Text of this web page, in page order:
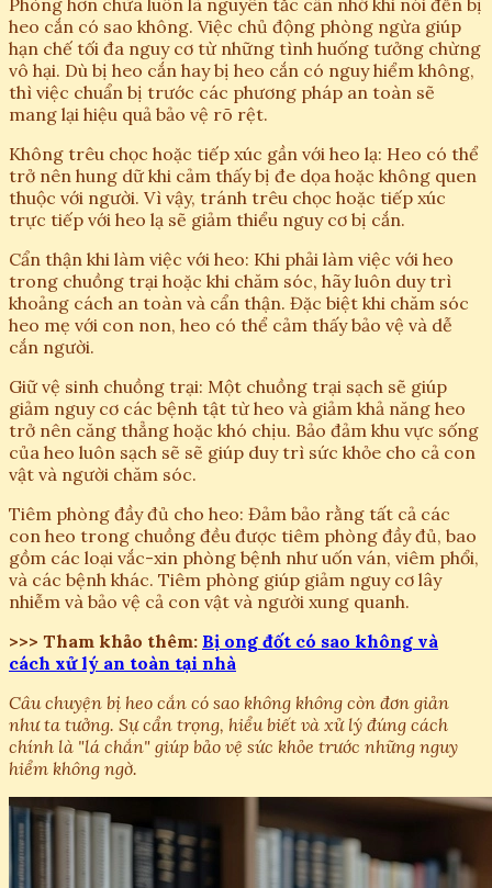
Phòng hơn chữa luôn là nguyên tắc cần nhớ khi nói đến bị
heo cắn có sao không. Việc chủ động phòng ngừa giúp
hạn chế tối đa nguy cơ từ những tình huống tưởng chừng
vô hại. Dù bị heo cắn hay bị heo cắn có nguy hiểm không,
thì việc chuẩn bị trước các phương pháp an toàn sẽ
mang lại hiệu quả bảo vệ rõ rệt.
Không trêu chọc hoặc tiếp xúc gần với heo lạ: Heo có thể
trở nên hung dữ khi cảm thấy bị đe dọa hoặc không quen
thuộc với người. Vì vậy, tránh trêu chọc hoặc tiếp xúc
trực tiếp với heo lạ sẽ giảm thiểu nguy cơ bị cắn.
Cẩn thận khi làm việc với heo: Khi phải làm việc với heo
trong chuồng trại hoặc khi chăm sóc, hãy luôn duy trì
khoảng cách an toàn và cẩn thận. Đặc biệt khi chăm sóc
heo mẹ với con non, heo có thể cảm thấy bảo vệ và dễ
cắn người.
Giữ vệ sinh chuồng trại: Một chuồng trại sạch sẽ giúp
giảm nguy cơ các bệnh tật từ heo và giảm khả năng heo
trở nên căng thẳng hoặc khó chịu. Bảo đảm khu vực sống
của heo luôn sạch sẽ sẽ giúp duy trì sức khỏe cho cả con
vật và người chăm sóc.
Tiêm phòng đầy đủ cho heo: Đảm bảo rằng tất cả các
con heo trong chuồng đều được tiêm phòng đầy đủ, bao
gồm các loại vắc-xin phòng bệnh như uốn ván, viêm phổi,
và các bệnh khác. Tiêm phòng giúp giảm nguy cơ lây
nhiễm và bảo vệ cả con vật và người xung quanh.
>>> Tham khảo thêm: Bị ong đốt có sao không và
cách xử lý an toàn tại nhà
Câu chuyện bị heo cắn có sao không không còn đơn giản
như ta tưởng. Sự cẩn trọng, hiểu biết và xử lý đúng cách
chính là "lá chắn" giúp bảo vệ sức khỏe trước những nguy
hiểm không ngờ.